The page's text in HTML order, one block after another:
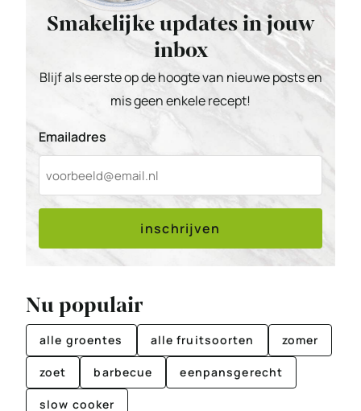
Smakelijke updates in jouw
inbox
Blijf als eerste op de hoogte van nieuwe posts en
mis geen enkele recept!
Emailadres
inschrijven
Nu populair
alle groentes alle fruitsoorten zomer
zoet barbecue eenpansgerecht
slow cooker